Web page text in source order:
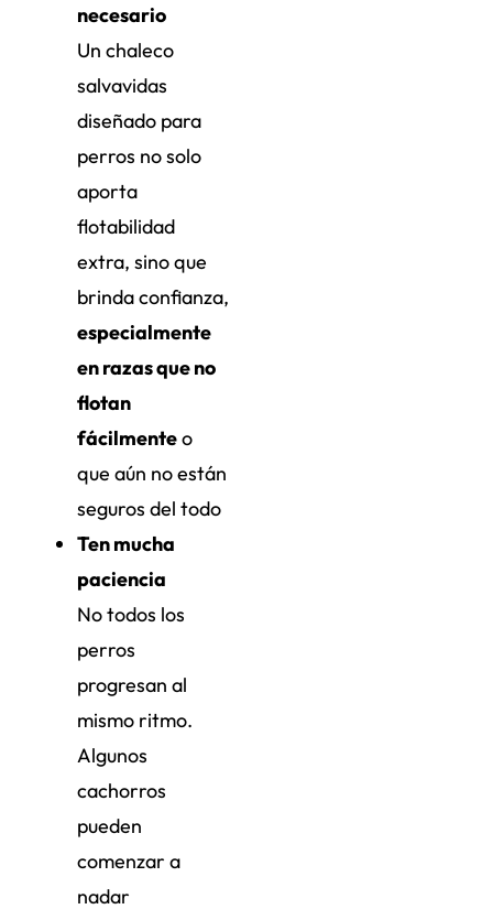
necesario
Un chaleco
salvavidas
diseñado para
perros no solo
aporta
flotabilidad
extra, sino que
brinda confianza,
especialmente
en razas que no
flotan
fácilmenteo
que aún no están
seguros del todo
Ten mucha
paciencia
No todos los
perros
progresan al
mismo ritmo.
Algunos
cachorros
pueden
comenzar a
nadar